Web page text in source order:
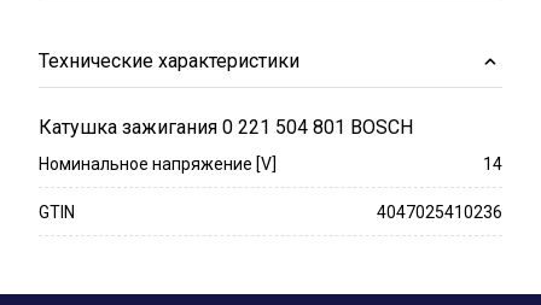
Технические характеристики
Катушка зажигания 0 221 504 801 BOSCH
Номинальное напряжение [V] 14
GTIN 4047025410236